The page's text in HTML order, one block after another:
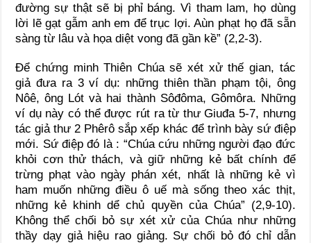
đường sự thật sẽ bị phỉ báng. Vì tham lam, họ dùng
lời lẽ gạt gẫm anh em để trục lợi. Aùn phạt họ đã sẵn
sàng từ lâu và họa diệt vong đã gần kề” (2,2-3).
Để chứng minh Thiên Chúa sẽ xét xử thế gian, tác
giả đưa ra 3 ví dụ: những thiên thần phạm tội, ông
Nôê, ông Lót và hai thành Sôđôma, Gômôra. Những
ví dụ này có thể được rút ra từ thư Giuđa 5-7, nhưng
tác giả thư 2 Phêrô sắp xếp khác để trình bày sứ điệp
mới. Sứ điệp đó là : “Chúa cứu những người đạo đức
khỏi cơn thử thách, và giữ những kẻ bất chính để
trừng phạt vào ngày phán xét, nhất là những kẻ vì
ham muốn những điều ô uế mà sống theo xác thịt,
những kẻ khinh dể chủ quyền của Chúa” (2,9-10).
Không thể chối bỏ sự xét xử của Chúa như những
thầy dạy giả hiệu rao giảng. Sự chối bỏ đó chỉ dẫn